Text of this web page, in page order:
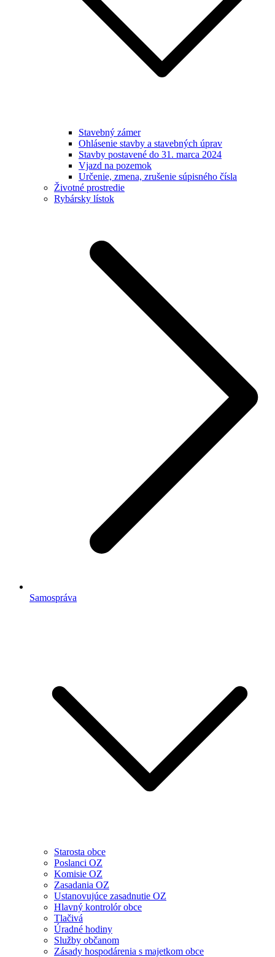
Stavebný zámer
Ohlásenie stavby a stavebných úprav
Stavby postavené do 31. marca 2024
Vjazd na pozemok
Určenie, zmena, zrušenie súpisného čísla
Životné prostredie
Rybársky lístok
Samospráva
Starosta obce
Poslanci OZ
Komisie OZ
Zasadania OZ
Ustanovujúce zasadnutie OZ
Hlavný kontrolór obce
Tlačivá
Úradné hodiny
Služby občanom
Zásady hospodárenia s majetkom obce